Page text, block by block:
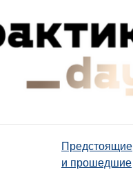
Предстоящие
и прошедшие